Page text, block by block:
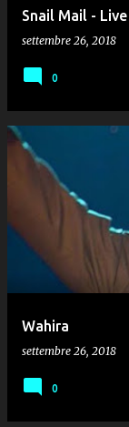
Snail Mail -
settembre 26, 2018
0
Wahira
settembre 26, 2018
0